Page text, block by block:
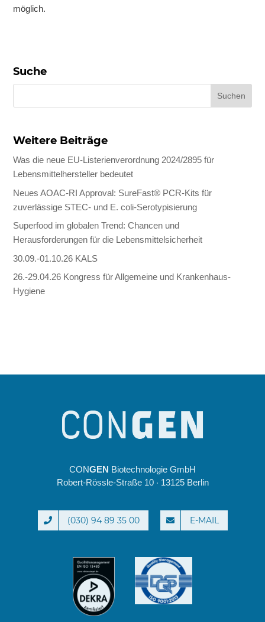
möglich.
Suche
Weitere Beiträge
Was die neue EU-Listerienverordnung 2024/2895 für
Lebensmittelhersteller bedeutet
Neues AOAC-RI Approval: SureFast® PCR-Kits für
zuverlässige STEC- und E. coli-Serotypisierung
Superfood im globalen Trend: Chancen und
Herausforderungen für die Lebensmittelsicherheit
30.09.-01.10.26 KALS
26.-29.04.26 Kongress für Allgemeine und Krankenhaus-
Hygiene
CONGEN Biotechnologie GmbH
Robert-Rössle-Straße 10 · 13125 Berlin
(030) 94 89 35 00 E-MAIL